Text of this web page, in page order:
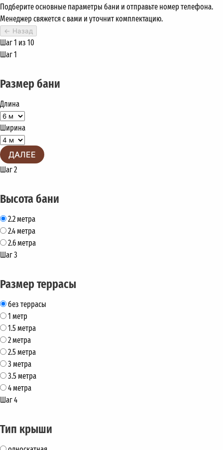
Подберите основные параметры бани и отправьте номер телефона.
Менеджер свяжется с вами и уточнит комплектацию.
← Назад
Шаг 1 из 10
Шаг 1
Размер бани
Длина
Ширина
ДАЛЕЕ
Шаг 2
Высота бани
2.2 метра
2.4 метра
2.6 метра
Шаг 3
Размер террасы
без террасы
1 метр
1.5 метра
2 метра
2.5 метра
3 метра
3.5 метра
4 метра
Шаг 4
Тип крыши